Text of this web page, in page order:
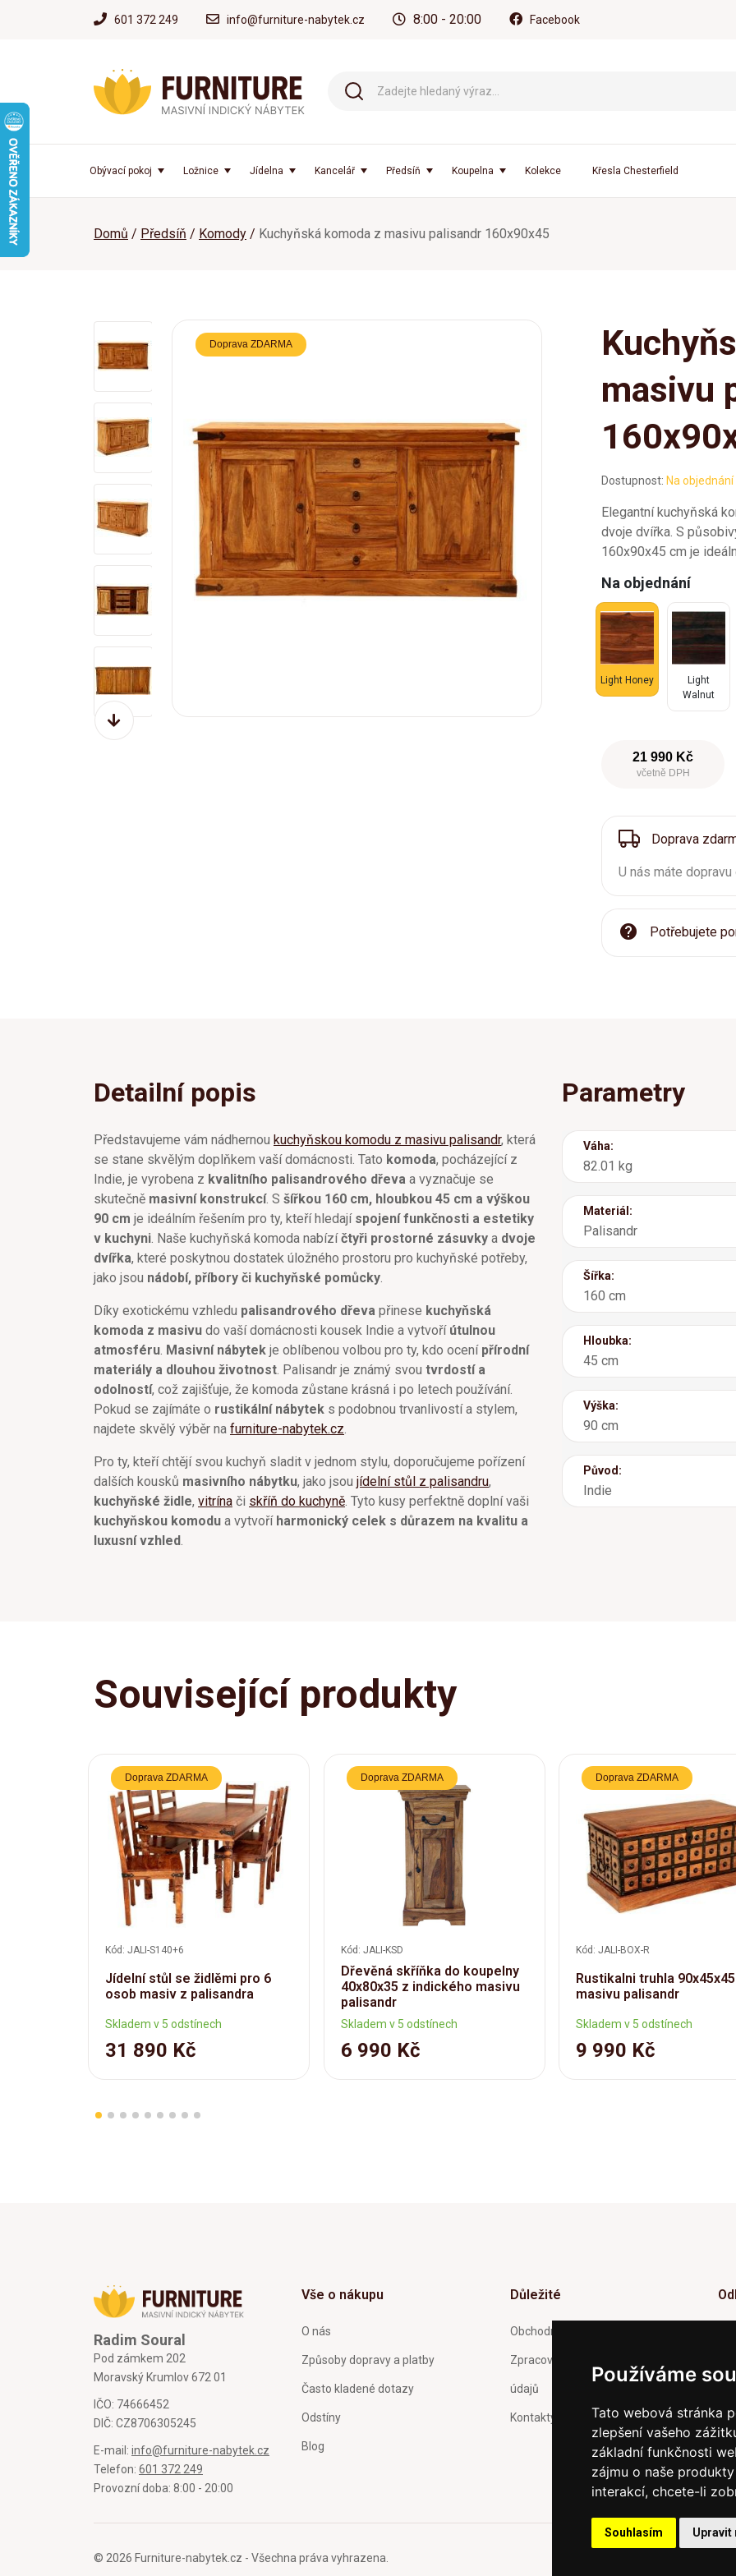
Používáme
Tato webová stránka
zlepšení vašeho
základní funkčnosti
zájmu o naše
interakcí, chcete-li
Souhlasím Upravit
601 372 249 info@furniture-nabytek.cz 8:00 - 20:00 Facebook
Obývací pokoj Ložnice Jídelna Kancelář Předsíň Koupelna Kolekce Křesla Chesterfield
Domů Předsíň Komody Kuchyňská komoda z masivu palisandr 160x90x45
Doprava ZDARMA
masivu
Dostupnost: Na objednání
Elegantní kuchyňská
dvoje dvířka. S
160x90x45 cm je
Na objednání
Light Honey
Light
Walnut
21 990 Kč
včetně DPH
Doprava
U nás máte
Potřebujete
Detailní popis
Představujeme vám nádhernou kuchyňskou komodu z masivu palisandr, která
se stane skvělým doplňkem vaší domácnosti. Tato komoda, pocházející z
Indie, je vyrobena z kvalitního palisandrového dřeva a vyznačuje se
skutečně masivní konstrukcí. S šířkou 160 cm, hloubkou 45 cm a výškou
90 cm je ideálním řešením pro ty, kteří hledají spojení funkčnosti a estetiky
v kuchyni . Naše kuchyňská komoda nabízíčtyři prostorné zásuvky a dvoje
dvířka, které poskytnou dostatek úložného prostoru pro kuchyňské potřeby,
jako jsou nádobí, příbory či kuchyňské pomůcky
Díky exotickému vzhledu palisandrového dřeva přinese kuchyňská
komoda z masivu do vaší domácnosti kousek Indie a vytvoří útulnou
atmosféru Masivní nábytek je oblíbenou volbou pro ty, kdo ocení přírodní
materiály a dlouhou životnost . Palisandr je známý svou tvrdostí a
odolností, což zajišťuje, že komoda zůstane krásná i po letech používání.
Pokud se zajímáte o rustikální nábytek s podobnou trvanlivostí a stylem,
najdete skvělý výběr na furniture-nabytek.cz
Pro ty, kteří chtějí svou kuchyň sladit v jednom stylu, doporučujeme pořízení
dalších kousků masivního nábytku, jako jsou jídelní stůl z palisandru,
kuchyňské židle, vitrína či skříň do kuchyně . Tyto kusy perfektně doplní vaši
kuchyňskou komodu a vytvoří harmonický celek s důrazem na kvalitu a
luxusní vzhled
Parametry
Váha:
82.01 kg
Materiál:
Palisandr
Šířka:
160 cm
Hloubka:
45 cm
Výška:
90 cm
Původ:
Indie
Související produkty
Doprava ZDARMA
Kód: JALI-S140+6
Jídelní stůl se židlěmi pro 6
osob masiv z palisandra
Skladem v 5 odstínech
31 890 Kč
Doprava ZDARMA
Kód: JALI-KSD
Dřevěná skříňka do koupelny
40x80x35 z indického masivu
palisandr
Skladem v 5 odstínech
6 990 Kč
Doprava ZDARMA
Kód: JALI-BOX-R
Rustikalni truhla
masivu palisandr
Skladem v 5 odstínech
9 990 Kč
Radim Soural
Pod zámkem 202
Moravský Krumlov 672 01
IČO: 74666452
DIČ: CZ8706305245
E-mail: info@furniture-nabytek.cz
Telefon: 601 372 249
Provozní doba: 8:00 - 20:00
Vše o nákupu
O nás
Způsoby dopravy a platby
Často kladené dotazy
Odstíny
Blog
Důležité
Obchodní podmínky
Zpracování a ochrana osobních
údajů
Kontakty
© 2026 Furniture-nabytek.cz - Všechna práva vyhrazena.